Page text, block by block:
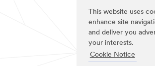
This website uses
enhance site
and deliver you
your interests.
Cookie Notice